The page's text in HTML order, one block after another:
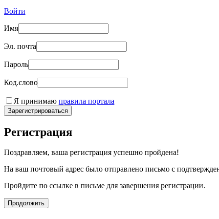
Войти
Имя
Эл. почта
Пароль
Код.слово
Я принимаю правила портала
Зарегистрироваться
Регистрация
Поздравляем, ваша регистрация успешно пройдена!
На ваш почтовый адрес было отправлено письмо с
Пройдите по ссылке в письме для завершения регистрации.
Продолжить